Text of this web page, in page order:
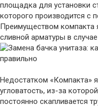
площадка для установки
которого производится с
Преимуществом компакта
сливной арматуры в
Недостатком «Компакта»
угловатость, из-за
постоянно скапливается